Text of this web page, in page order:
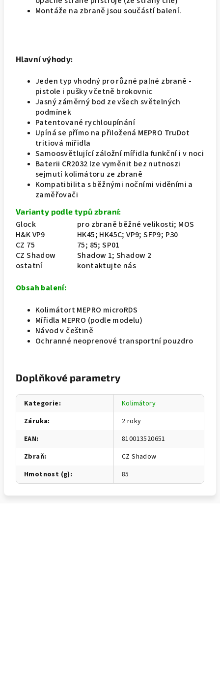
Montáže na zbraně jsou součástí balení.
Hlavní výhody:
Jeden typ vhodný pro různé palné zbraně -
pistole i pušky včetně brokovnic
Jasný záměrný bod ze všech světelných
podmínek
Patentované rychloupínání
Upíná se přímo na přiložená MEPRO TruDot
tritiová mířidla
Samoosvětlující záložní mířidla funkční i v noci
Baterii CR2032 lze vyměnit bez nutnoszi
sejmutí kolimátoru ze zbraně
Kompatibilita s běžnými nočními viděními a
zaměřovači
Varianty podle typů zbraní:
Glock
pro zbraně běžné velikosti; MOS
H&K VP9
HK45; HK45C; VP9; SFP9; P30
CZ 75
75; 85; SP01
CZ Shadow
Shadow 1; Shadow 2
ostatní
kontaktujte nás
Obsah balení:
Kolimátort MEPRO microRDS
Mířidla MEPRO (podle modelu)
Návod v češtině
Ochranné neoprenové transportní pouzdro
Doplňkové parametry
Kategorie:
Kolimátory
Záruka:
2 roky
EAN:
810013520651
Zbraň:
CZ Shadow
Hmotnost (g): 85